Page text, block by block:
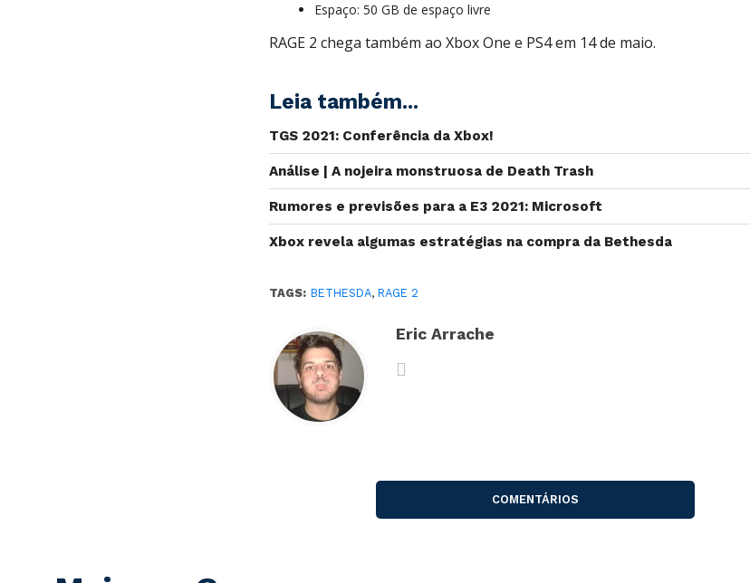
Espaço: 50 GB de espaço livre
RAGE 2 chega também ao Xbox One e PS4 em 14 de maio.
Leia também...
TGS 2021: Conferência da Xbox!
Análise | A nojeira monstruosa de Death Trash
Rumores e previsões para a E3 2021: Microsoft
Xbox revela algumas estratégias na compra da Bethesda
TAGS: BETHESDA,RAGE 2
Eric Arrache
COMENTÁRIOS